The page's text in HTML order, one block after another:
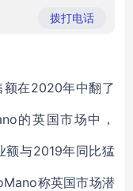
备制造有
限公司
拨打电话
在2020年中翻了
的英国市场中，
额与2019年同比猛
称英国市场潜